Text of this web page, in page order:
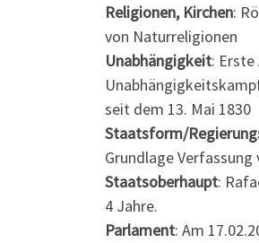
Religionen, Kirchen:
von Naturreligionen
Unabhängigkeit:
seit dem 13. Mai 1830
Staatsform/
Grundlage Verfassung
Staatsoberhaupt:
4 Jahre.
Parlament: Am